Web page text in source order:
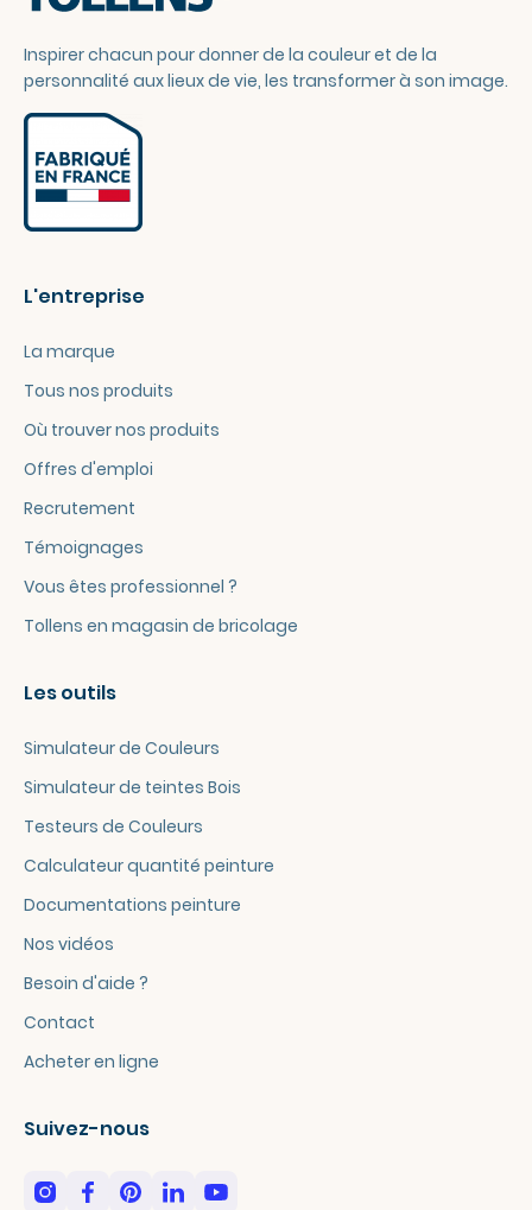
Inspirer chacun pour donner de la couleur et de la
personnalité aux lieux de vie, les transformer à son image.
L'entreprise
La marque
Tous nos produits
Où trouver nos produits
Offres d'emploi
Recrutement
Témoignages
Vous êtes professionnel ?
Tollens en magasin de bricolage
Les outils
Simulateur de Couleurs
Simulateur de teintes Bois
Testeurs de Couleurs
Calculateur quantité peinture
Documentations peinture
Nos vidéos
Besoin d'aide ?
Contact
Acheter en ligne
Suivez-nous